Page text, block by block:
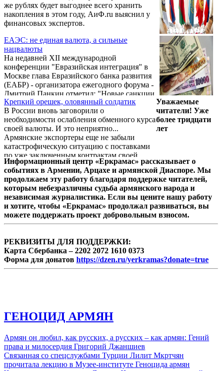
уже стал важной страной-импортером
сырой нефти в мире. Вплоть до того, что
даже продавцы сланцевой нефти из
китайский рынок, и ...
же рублях будет выгоднее всего хранить
накопления в этом году, АиФ.ru выяснил у
финансовых экспертов.
ЕАЭС: не единая валюта, а сильные
нацвалюты
На недавней XII международной
конференции "Евразийская интеграция" в
Москве глава Евразийского банка развития
(ЕАБР) - организатора ежегодного форума -
Дмитрий Панкин отметил: "Новые санкции
США, грозящие контрагентам компаний РФ
из третьих стран, становятся одним из
факторов неопределенности в экономике
ЕАЭС, поскольку никто не понимает, как
они будут применяться". С другой стороны,
это может привести к движению по
усилению роли национальных валют в
расчетах внутри интеграционного союза…
Крепкий орешек, оловянный солдатик
В России вновь заговорили о
необходимости ослабления обменного курса
своей валюты. И это неприятно...
Армянские экспортеры еще не забыли
катастрофическую ситуацию с поставками
по уже заключенным контрактам своей
продукции на российский рынок, когда
рубль по отношению к доллару США из-за
резкого падения цен на нефть грохнулся
вдвое. В результате армянские экспортеры
автоматически начали терять доходы, а
многие товары из нашей страны попросту
утратили конкурентоспособность на
российском рынке.
Уважаемые
читатели! Уже
более тридцати
лет
Информационный центр «Еркрамас» рассказывает о
событиях в Армении, Арцахе и армянской Диаспоре. Мы
продолжаем эту работу благодаря поддержке читателей,
которым небезразличны судьба армянского народа и
независимая журналистика. Если вы цените нашу работу
и хотите, чтобы «Еркрамас» продолжал развиваться, вы
можете поддержать проект добровольным взносом.
РЕКВИЗИТЫ ДЛЯ ПОДДЕРЖКИ:
Карта Сбербанка – 2202 2072 1610 0373
Форма для донатов https://dzen.ru/yerkramas?donate=true
ГЕНОЦИД АРМЯН
Армян он любил, как русских, а русских – как армян: Гений
права и милосердия Григорий Джаншиев
Связанная со спецслужбами Турции Лилит Мкртчян
прочитала лекцию в Музее-институте Геноцида армян